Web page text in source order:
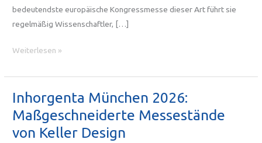
bedeutendste europäische Kongressmesse dieser Art führt sie
regelmäßig Wissenschaftler, […]
Messebau
Erfolgreicher
Messestand
auf
der
analytica
Weiterlesen »
Inhorgenta München 2026:
Maßgeschneiderte Messestände
von Keller Design